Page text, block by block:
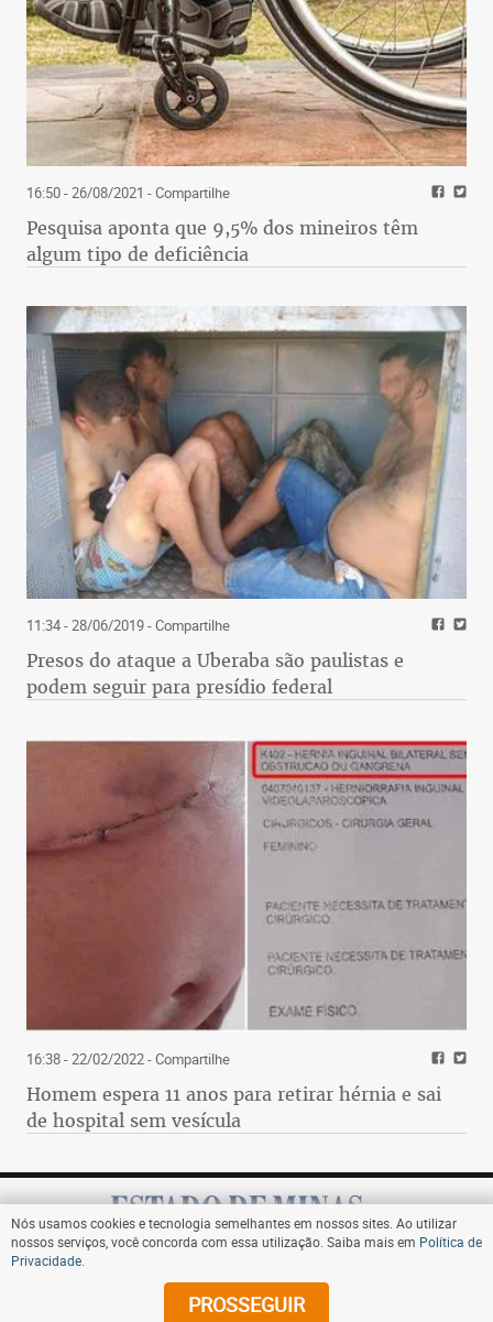
16:50 - 26/08/2021 - Compartilhe
Pesquisa aponta que 9,5% dos mineiros têm
algum tipo de deficiência
11:34 - 28/06/2019- Compartilhe
Presos do ataque a Uberaba são paulistas e
podem seguir para presídio federal
16:38 - 22/02/2022- Compartilhe
Homem espera 11 anos para retirar hérnia e sai
de hospital sem vesícula
Assine
Nós usamos cookies e tecnologia semelhantes em nossos sites. Ao utilizar
nossos serviços, você concorda com essa utilização. Saiba mais em Política de
Privacidade
PROSSEGUIR